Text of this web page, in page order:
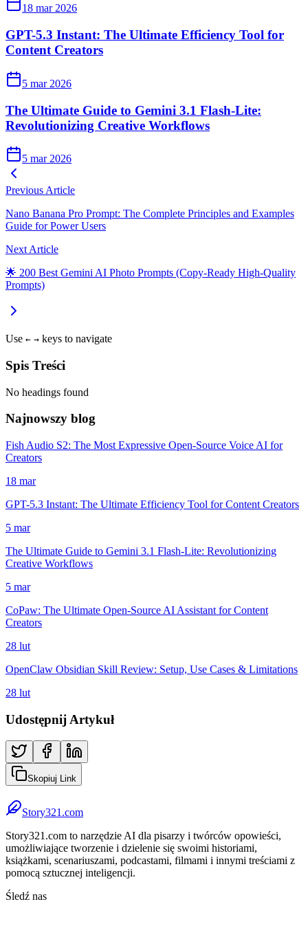
18 mar 2026
GPT-5.3 Instant: The Ultimate Efficiency Tool for
Content Creators
5 mar 2026
The Ultimate Guide to Gemini 3.1 Flash-Lite:
Revolutionizing Creative Workflows
5 mar 2026
Previous Article
Nano Banana Pro Prompt: The Complete Principles and Examples
Guide for Power Users
Next Article
🌟 200 Best Gemini AI Photo Prompts (Copy-Ready High-Quality
Prompts)
Use ← → keys to navigate
Spis Treści
No headings found
Najnowszy blog
Fish Audio S2: The Most Expressive Open-Source Voice AI for
Creators
18 mar
GPT-5.3 Instant: The Ultimate Efficiency Tool for Content Creators
5 mar
The Ultimate Guide to Gemini 3.1 Flash-Lite: Revolutionizing
Creative Workflows
5 mar
CoPaw: The Ultimate Open-Source AI Assistant for Content
Creators
28 lut
OpenClaw Obsidian Skill Review: Setup, Use Cases & Limitations
28 lut
Udostępnij Artykuł
Skopiuj Link
Story321.com
Story321.com to narzędzie AI dla pisarzy i twórców opowieści,
umożliwiające tworzenie i dzielenie się swoimi historiami,
książkami, scenariuszami, podcastami, filmami i innymi treściami z
pomocą sztucznej inteligencji.
Śledź nas